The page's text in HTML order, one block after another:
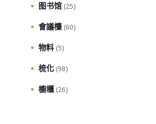
图书馆 (25)
會議檯 (60)
物料 (5)
梳化 (98)
櫥櫃 (26)